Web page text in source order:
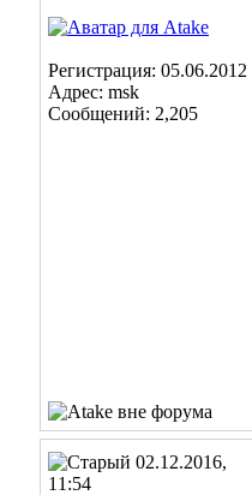
Регистрация: 05.06.2012
Адрес: msk
Сообщений: 2,205
02.12.2016,
11:54